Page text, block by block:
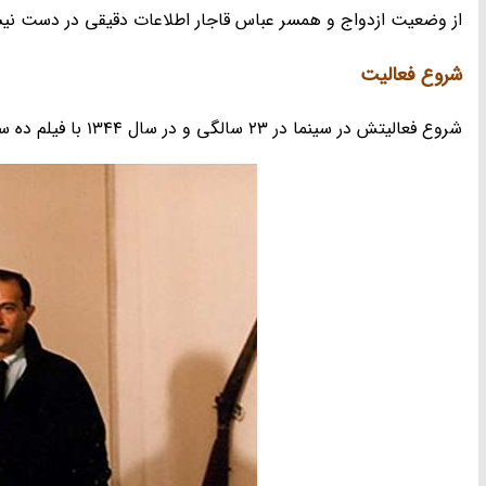
از وضعیت ازدواج و همسر عباس قاجار اطلاعات دقیقی در دست
شروع فعالیت
شروع فعالیتش در سینما در 23 سالگی و در سال 1344 با فیلم ده سایه خطرناک به کارگردانی امین امینی و نویسندگی احمد نجیب زاده بود.